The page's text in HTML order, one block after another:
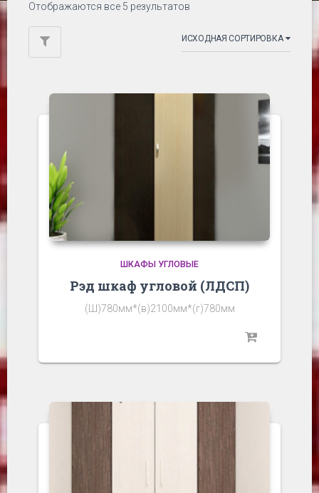
Отображаются все 5 результатов
ШКАФЫ УГЛОВЫЕ
Рэд шкаф угловой (ЛДСП)
(Ш)780мм*(в)2100мм*(г)780мм